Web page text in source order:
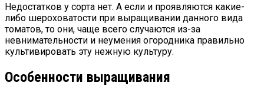
Недостатков у сорта нет. А если и проявляются какие-
либо шероховатости при выращивании данного вида
томатов, то они, чаще всего случаются из-за
невнимательности и неумения огородника правильно
культивировать эту нежную культуру.
Особенности выращивания